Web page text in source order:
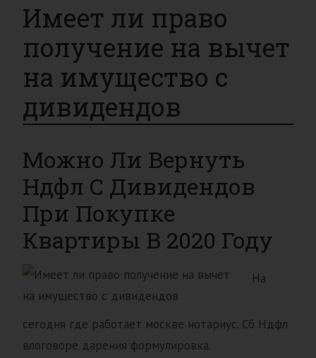
Имеет ли право
получение на вычет
на имущество с
дивидендов
Можно Ли Вернуть
Ндфл С Дивидендов
При Покупке
Квартиры В 2020 Году
На
сегодня где работает москве нотариус. Сб Ндфл
влоговоре дарения формулировка.